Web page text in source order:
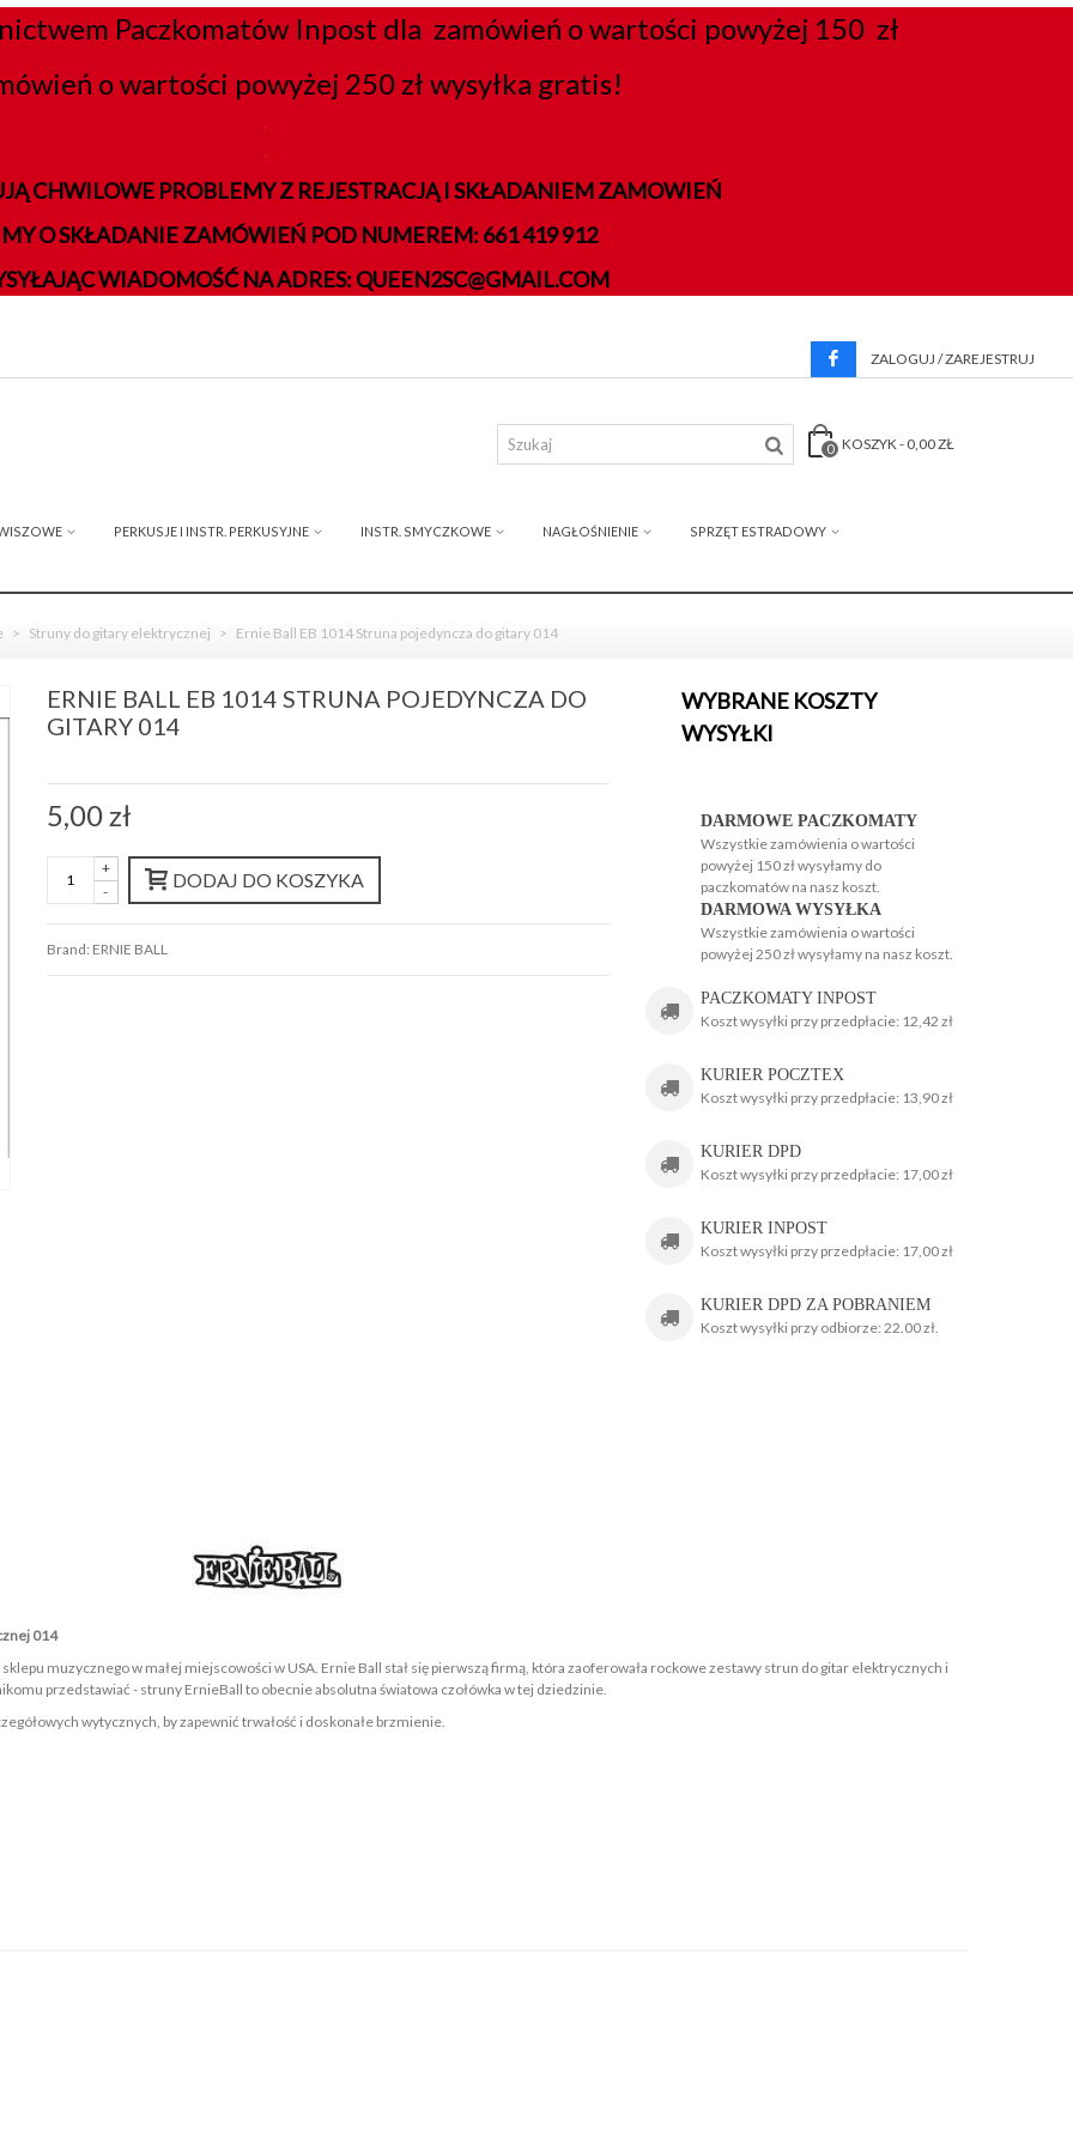
Paczkomatów Inpost dla zamówień o wartości powyżej 150 zł
o wartości powyżej 250 zł wysyłka gratis!
CHWILOWE PROBLEMY Z REJESTRACJĄ I SKŁADANIEM ZAMOWIEŃ
O SKŁADANIE ZAMÓWIEŃ POD NUMEREM: 661 419 912
WIADOMOŚĆ NA ADRES: QUEEN2SC@GMAIL.COM
ZALOGUJ / ZAREJESTRUJ
0 KOSZYK- 0,00 ZŁ
PERKUSJE I INSTR. PERKUSYJNE INSTR. SMYCZKOWE NAGŁOŚNIENIE SPRZĘT ESTRADOWY
> Struny do gitary elektrycznej > Ernie Ball EB 1014 Struna pojedyncza do gitary 014
ERNIE BALL EB 1014 STRUNA POJEDYNCZA DO
GITARY 014
5,00 zł
-
+
DODAJ DO KOSZYKA
Brand: ERNIE BALL
WYBRANE KOSZTY
WYSYŁKI
DARMOWE PACZKOMATY
Wszystkie zamówienia o wartości
powyżej 150 zł wysyłamy do
paczkomatów na nasz koszt.
DARMOWA WYSYŁKA
Wszystkie zamówienia o wartości
powyżej 250 zł wysyłamy na nasz koszt.
PACZKOMATY INPOST
Koszt wysyłki przy przedpłacie: 12,42 zł
KURIER POCZTEX
Koszt wysyłki przy przedpłacie: 13,90 zł
KURIER DPD
Koszt wysyłki przy przedpłacie: 17,00 zł
KURIER INPOST
Koszt wysyłki przy przedpłacie: 17,00 zł
KURIER DPD ZA POBRANIEM
Koszt wysyłki przy odbiorze: 22.00 zł.
014
muzycznego w małej miejscowości w USA. Ernie Ball stał się pierwszą firmą, która zaoferowała rockowe zestawy strun do gitar elektrycznych i
przedstawiać - struny ErnieBall to obecnie absolutna światowa czołówka w tej dziedzinie.
wytycznych, by zapewnić trwałość i doskonałe brzmienie.